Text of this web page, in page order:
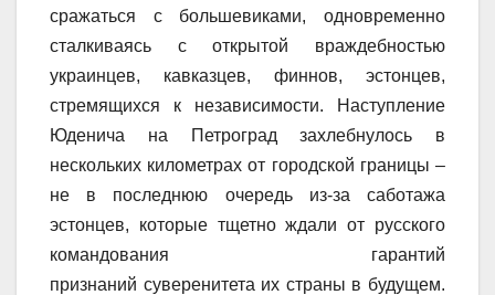
сражаться с большевиками, одновременно
сталкиваясь с открытой враждебностью
украинцев, кавказцев, финнов, эстонцев,
стремящихся к независимости. Наступление
Юденича на Петроград захлебнулось в
нескольких километрах от городской границы –
не в последнюю очередь из-за саботажа
эстонцев, которые тщетно ждали от русского
командования гарантий
признаний суверенитета их страны в будущем.